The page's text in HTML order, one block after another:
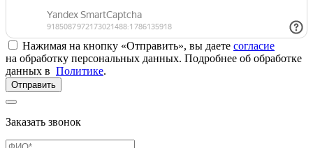
Нажимая на кнопку «Отправить», вы даете согласие
на обработку персональных данных. Подробнее об обработке
данных в Политике.
Отправить
Заказать звонок